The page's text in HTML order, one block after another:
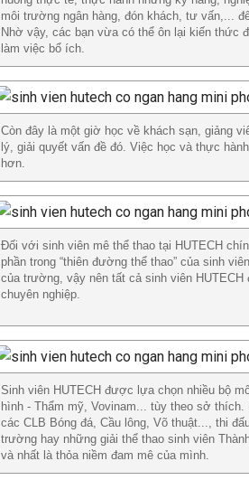
môi trường ngân hàng, đón khách, tư vấn,...
Nhờ vậy, các bạn vừa có thể ôn lại kiến thức
làm việc bổ ích.
Còn đây là một giờ học về khách sạn, giảng
lý, giải quyết vấn đề đó. Việc học và thực
hơn.
Đối với sinh viên mê thể thao tại HUTECH
phần trong “thiên đường thể thao” của sinh
của trường, vậy nên tất cả sinh viên
chuyên nghiệp.
Sinh viên HUTECH được lựa chọn nhiều bộ
hình - Thẩm mỹ, Vovinam... tùy theo sở
các CLB Bóng đá, Cầu lông, Võ thuật..., thi
trường hay những giải thể thao sinh viên
và nhất là thỏa niềm đam mê của mình.